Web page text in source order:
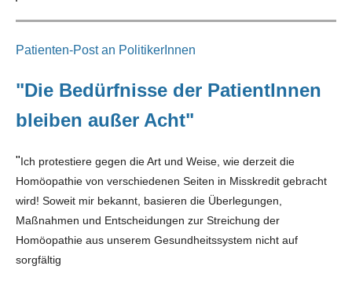
Patienten-Post an PolitikerInnen
"Die Bedürfnisse der PatientInnen
bleiben außer Acht"
"Ich protestiere gegen die Art und Weise, wie derzeit die
Homöopathie von verschiedenen Seiten in Misskredit gebracht
wird! Soweit mir bekannt, basieren die Überlegungen,
Maßnahmen und Entscheidungen zur Streichung der
Homöopathie aus unserem Gesundheitssystem nicht auf
sorgfältig